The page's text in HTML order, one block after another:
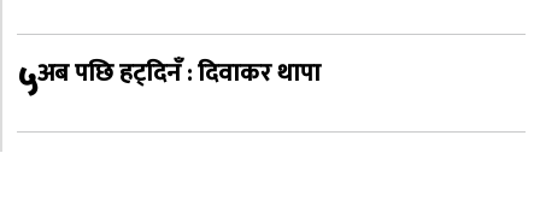
५अब पछि हट्दिनँ : दिवाकर थापा